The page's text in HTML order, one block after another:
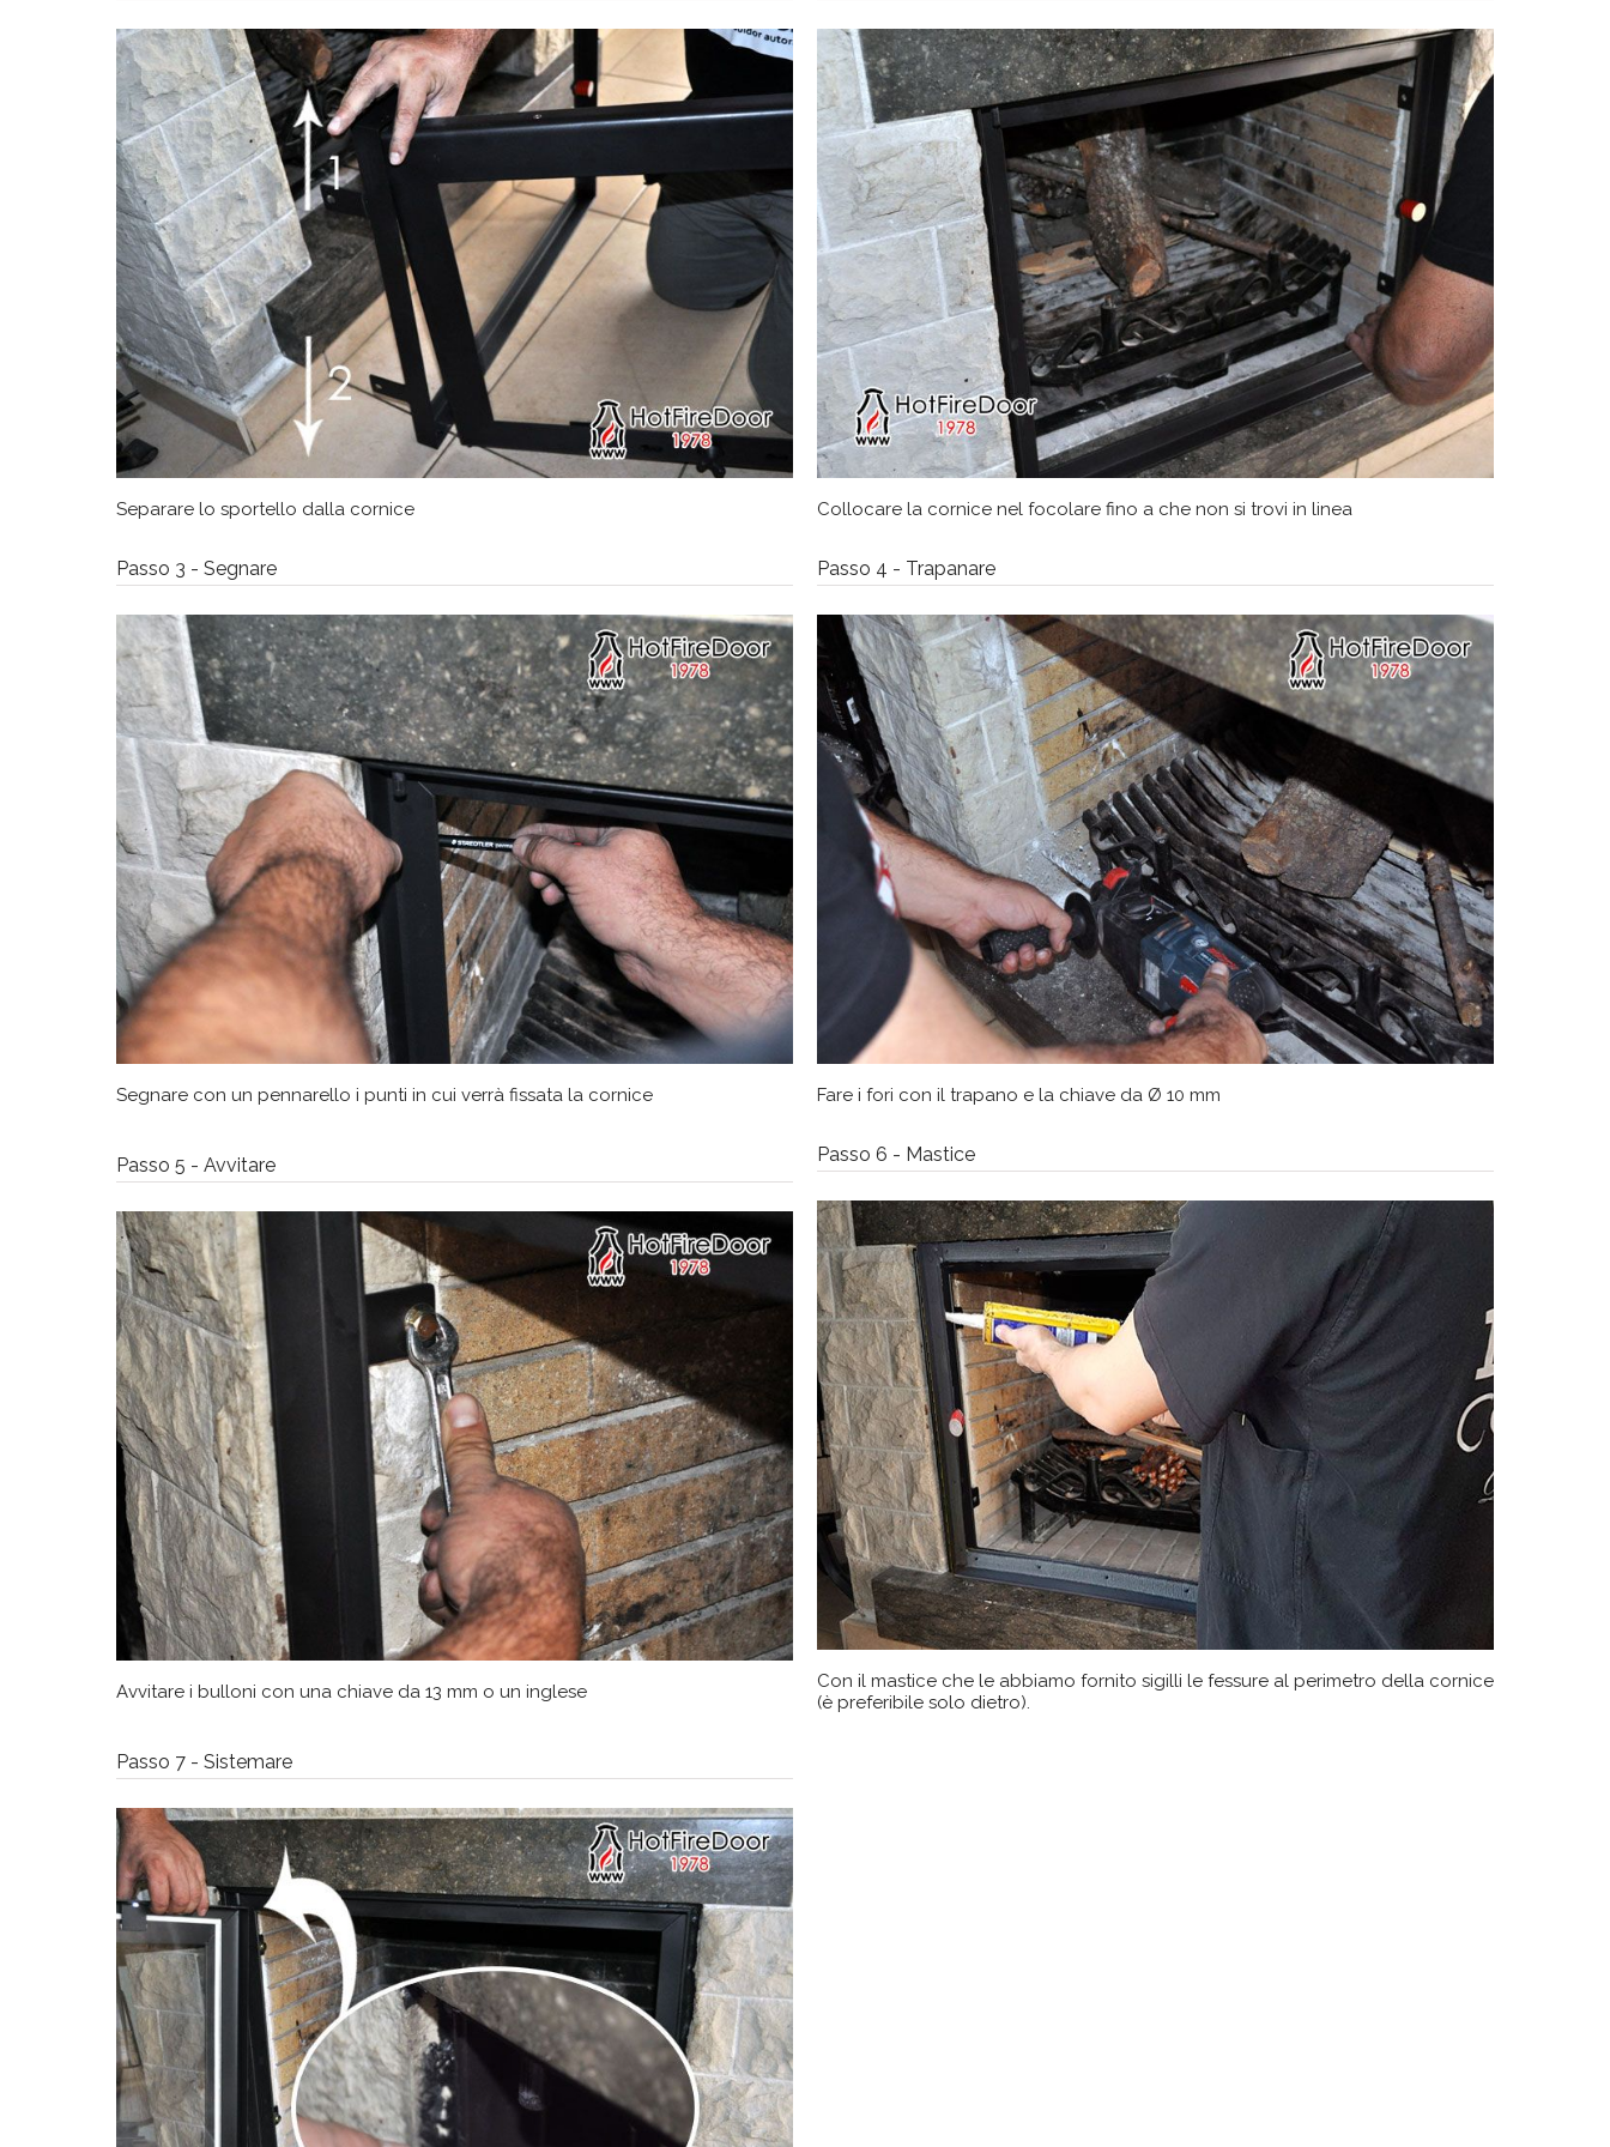
Separare lo sportello dalla cornice Collocare la cornice nel focolare fino a che non si trovi in linea
Passo 3 - Segnare
Segnare con un pennarello i punti in cui verrà fissata la cornice
Passo 4 - Trapanare
Fare i fori con il trapano e la chiave da Ø 10 mm
Passo 5 - Avvitare
Avvitare i bulloni con una chiave da 13 mm o un inglese
Passo 6 - Mastice
Con il mastice che le abbiamo fornito sigilli le fessure al perimetro della cornice
(è preferibile solo dietro).
Passo 7 - Sistemare